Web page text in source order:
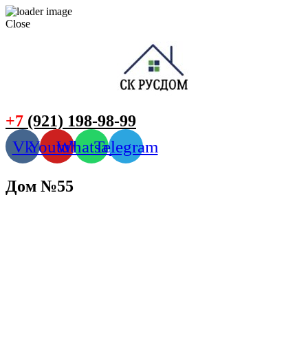
Close
+7 (921) 198-98-99
VkYoutubeWhatsappTelegram
Дом №55